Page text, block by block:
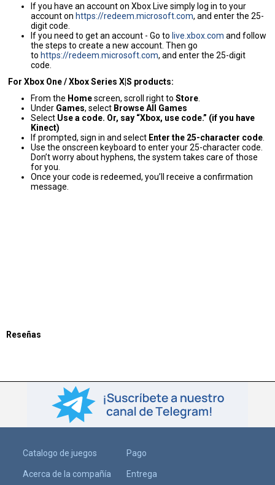
If you have an account on Xbox Live simply log in to your
account on https://redeem.microsoft.com, and enter the 25-
digit code.
If you need to get an account - Go to live.xbox.com and follow
the steps to create a new account. Then go
to https://redeem.microsoft.com, and enter the 25-digit
code.
For Xbox One / Xbox Series X|S products:
From the Homescreen, scroll right to Store
Under Games, select Browse All Games
Select Use a code. Or, say “Xbox, use code.” (if you have
Kinect)
If prompted, sign in and select Enter the 25-character code
Use the onscreen keyboard to enter your 25-character code.
Don’t worry about hyphens, the system takes care of those
for you.
Once your code is redeemed, you’ll receive a confirmation
message.
Reseñas
Catalogo de juegos
Acerca de la compañía
Pago
Entrega